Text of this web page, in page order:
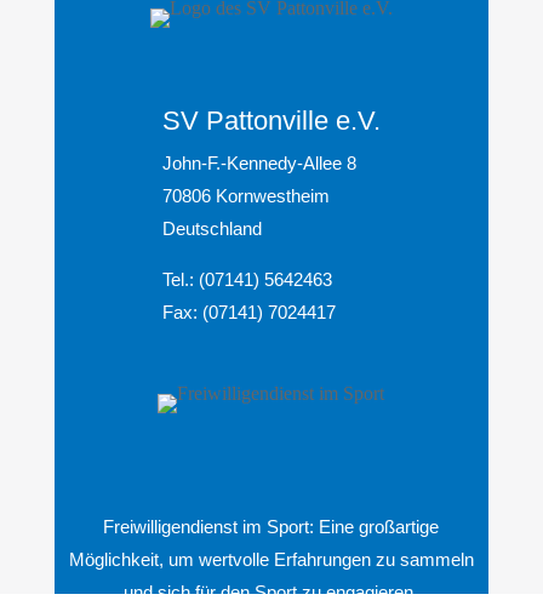
SV Pattonville e.V.
John-F.-Kennedy-Allee 8
70806 Kornwestheim
Deutschland
Tel.: (07141) 5642463
Fax: (07141) 7024417
Freiwilligendienst im Sport: Eine großartige
Möglichkeit, um wertvolle Erfahrungen zu sammeln
und sich für den Sport zu engagieren.